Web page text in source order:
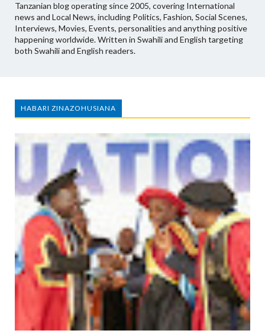
Tanzanian blog operating since 2005, covering International
news and Local News, including Politics, Fashion, Social Scenes,
Interviews, Movies, Events, personalities and anything positive
happening worldwide. Written in Swahili and English targeting
both Swahili and English readers.
HABARI ZINAZOHUSIANA